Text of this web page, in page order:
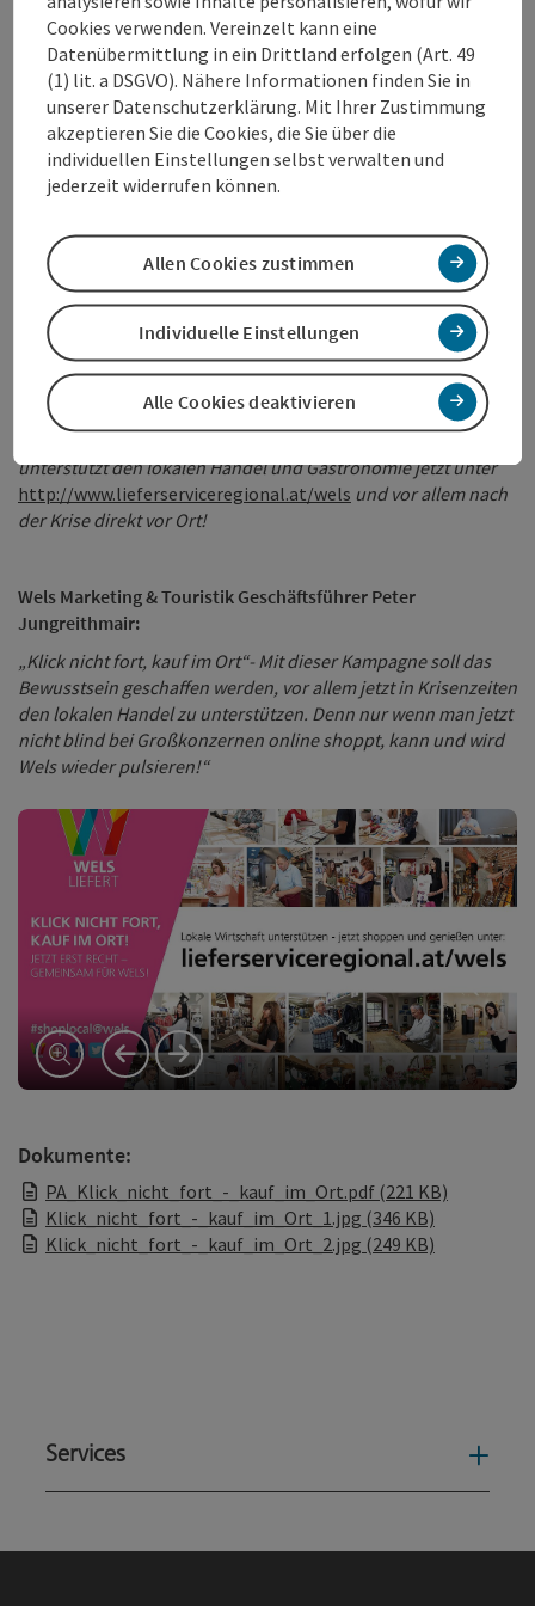
STATEMENTS:
Bürgermeister Dr. Andreas Rabl:
In der Krise geht es bei der Gesundheit um alles, nach der
Krise geht es bei der Wirtschaft um alles. Gerade jetzt ist es
Kaufleuten auch online einkaufen.
Wirtschaftsstadtrat Peter Lehner:
„Mit viel persönlichem Engagement versuchen viele kreative
Unternehmer in Wels das beste aus der aktuell schwierigen
Situation zu machen, um die schmerzhaften Umsatzverluste
unterstützt den lokalen Handel und Gastronomie jetzt unter
http://www.lieferserviceregional.at/wels und vor allem nach
der Krise direkt vor Ort!
Wels Marketing & Touristik Geschäftsführer Peter
Jungreithmair:
„Klick nicht fort, kauf im Ort“- Mit dieser Kampagne soll das
Bewusstsein geschaffen werden, vor allem jetzt in Krisenzeiten
den lokalen Handel zu unterstützen. Denn nur wenn man jetzt
nicht blind bei Großkonzernen online shoppt, kann und wird
Wels wieder pulsieren!“
vorheriges Element
nächstes Element
Dokumente:
PA_Klick_nicht_fort_-_kauf_im_Ort.pdf (221 KB)
Klick_nicht_fort_-_kauf_im_Ort_1.jpg (346 KB)
Klick_nicht_fort_-_kauf_im_Ort_2.jpg (249 KB)
Services
Cookies verwenden. Vereinzelt kann eine
Datenübermittlung in ein Drittland erfolgen (Art. 49
(1) lit. a DSGVO). Nähere Informationen finden Sie in
unserer Datenschutzerklärung. Mit Ihrer Zustimmung
akzeptieren Sie die Cookies, die Sie über die
individuellen Einstellungen selbst verwalten und
jederzeit widerrufen können.
Alle Cookies deaktivieren
Individuelle Einstellungen
Allen Cookies zustimmen